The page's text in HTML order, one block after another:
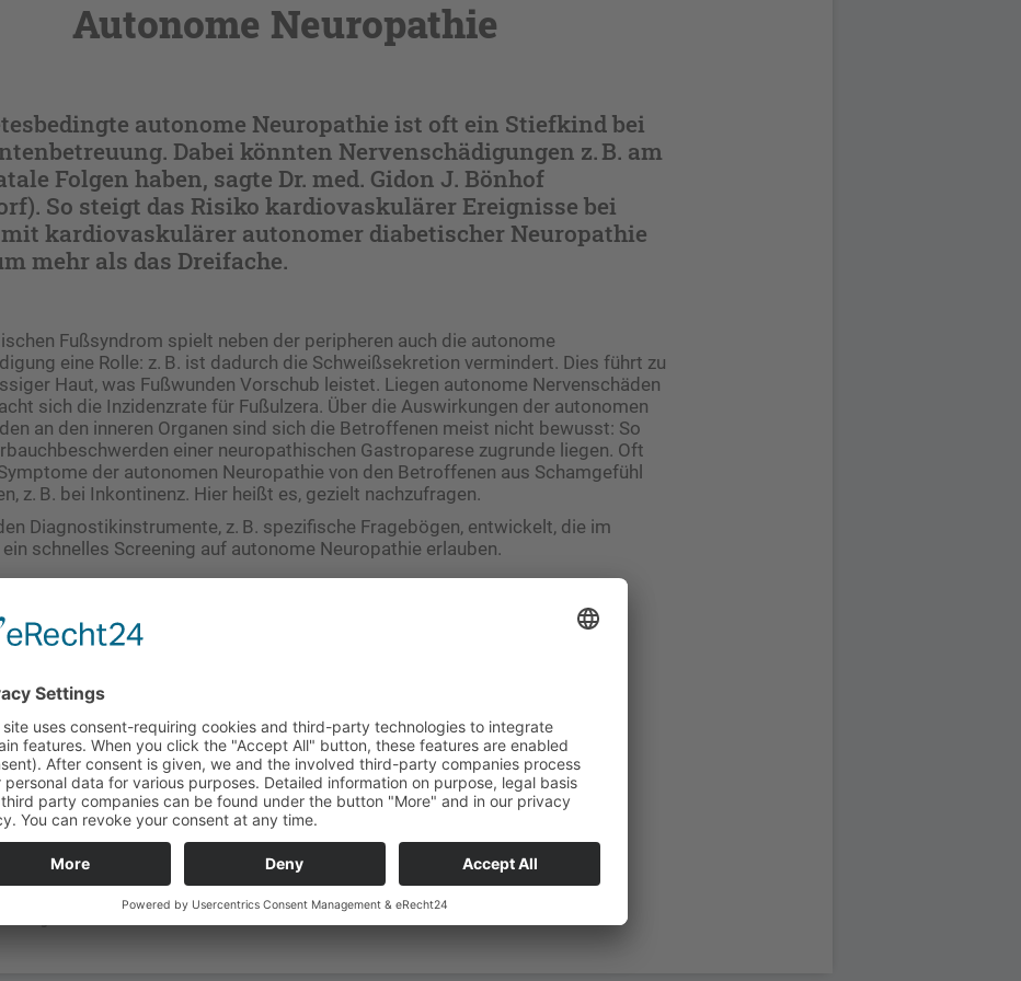
Autonome Neuropathie
autonome Neuropathie ist oft ein Stiefkind bei
Dabei könnten Nervenschädigungen z. B. am
Folgen haben, sagte Dr. med. Gidon J. Bönhof
So steigt das Risiko kardiovaskulärer Ereignisse bei
mit kardiovaskulärer autonomer diabetischer Neuropathie
mehr als das Dreifache.
Fußsyndrom spielt neben der peripheren auch die autonome
eine Rolle: z. B. ist dadurch die Schweißsekretion vermindert. Dies führt zu
Haut, was Fußwunden Vorschub leistet. Liegen autonome Nervenschäden
sich die Inzidenzrate für Fußulzera. Über die Auswirkungen der autonomen
an den inneren Organen sind sich die Betroffenen meist nicht bewusst: So
einer neuropathischen Gastroparese zugrunde liegen. Oft
der autonomen Neuropathie von den Betroffenen aus Schamgefühl
z. B. bei Inkontinenz. Hier heißt es, gezielt nachzufragen.
Diagnostikinstrumente, z. B. spezifische Fragebögen, entwickelt, die im
schnelles Screening auf autonome Neuropathie erlauben.
in
Ausgabe 04/2025